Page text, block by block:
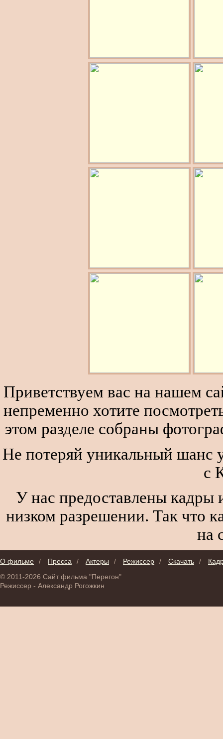
Приветствуем вас на нашем
непременно хотите
этом разделе собраны
Не потеряй уникальный шанс
с
У нас предоставлены кадры
низком разрешении. Так что
на
О фильме / Пресса / Актеры / Режиссер / Скачать /
© 2011-2026 Сайт фильма "Перегон"
Режиссер - Александр Рогожкин